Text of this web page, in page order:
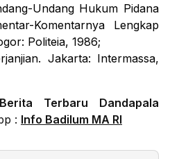
Undang Hukum Pidana
Komentarnya Lengkap
Politeia, 1986;
. Jakarta: Intermassa,
Berita Terbaru Dandapala
: Info Badilum MA RI